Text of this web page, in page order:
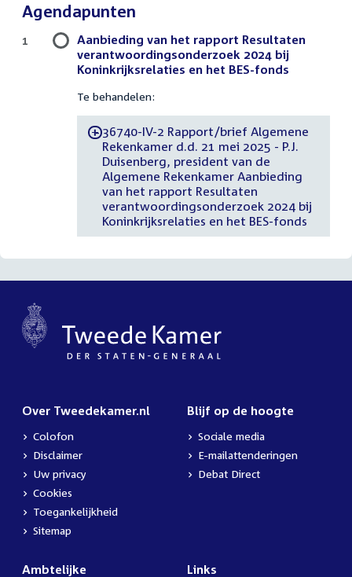
Agendapunten
Aanbieding van het rapport Resultaten
verantwoordingsonderzoek 2024 bij
Koninkrijksrelaties en het BES-fonds
Te behandelen:
-36740-IV-2 Rapport/brief Algemene
Rekenkamer d.d. 21 mei 2025 - P.J.
Duisenberg, president van de
Algemene Rekenkamer Aanbieding
van het rapport Resultaten
verantwoordingsonderzoek 2024 bij
Koninkrijksrelaties en het BES-fonds
1
Over Tweedekamer.nl
Colofon
Disclaimer
Uw privacy
Cookies
Toegankelijkheid
Sitemap
Blijf op de hoogte
Sociale media
E-mailattenderingen
Debat Direct
Ambtelijke
Links